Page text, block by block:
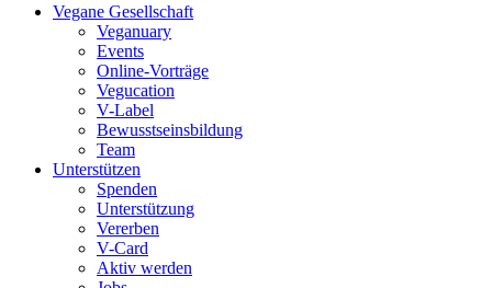
Vegane Gesellschaft
Veganuary
Events
Online-Vorträge
Vegucation
V-Label
Bewusstseinsbildung
Team
Unterstützen
Spenden
Unterstützung
Vererben
V-Card
Aktiv werden